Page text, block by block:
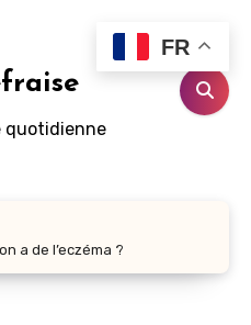
quotidienne
a de l’eczéma ?
FR